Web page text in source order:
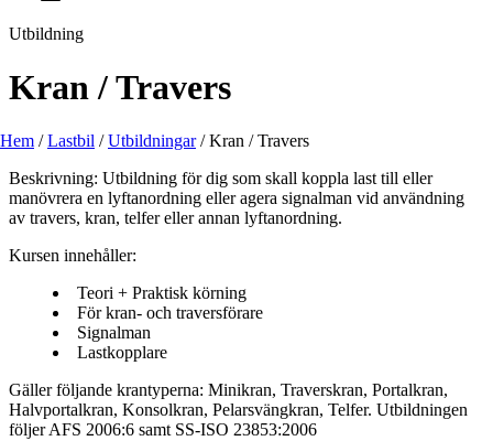
Utbildning
Kran / Travers
Hem /Lastbil /Utbildningar/Kran / Travers
Beskrivning: Utbildning för dig som skall koppla last till eller
manövrera en lyftanordning eller agera signalman vid användning
av travers, kran, telfer eller annan lyftanordning.
Kursen innehåller:
Teori + Praktisk körning
För kran- och traversförare
Signalman
Lastkopplare
Gäller följande krantyperna: Minikran, Traverskran, Portalkran,
Halvportalkran, Konsolkran, Pelarsvängkran, Telfer. Utbildningen
följer AFS 2006:6 samt SS-ISO 23853:2006